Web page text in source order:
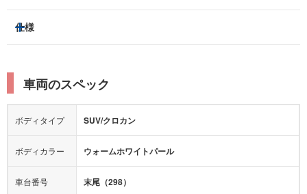
サンルーフ/ガラスルーフ
ルーフレール
エアロパーツ
ローダウン
ベンチシート
パワーシート
シートヒーター
カーナビ：メモリーナビ他
トラクションコントロール
レーンキープアシスト
横滑り防止装置
衝突被害軽減プレーキ
カメラ：-
エアバッグ：
あり
衝撃緩和ヘッドレスト
仕様
車両のスペック
ボディタイプ SUV/クロカン
ボディカラー ウォームホワイトパール
車台番号 末尾（298）